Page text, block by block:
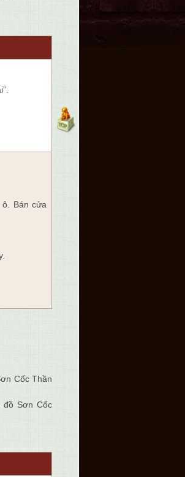
ô. Bán cửa
Cốc Thần
đồ Sơn Cốc